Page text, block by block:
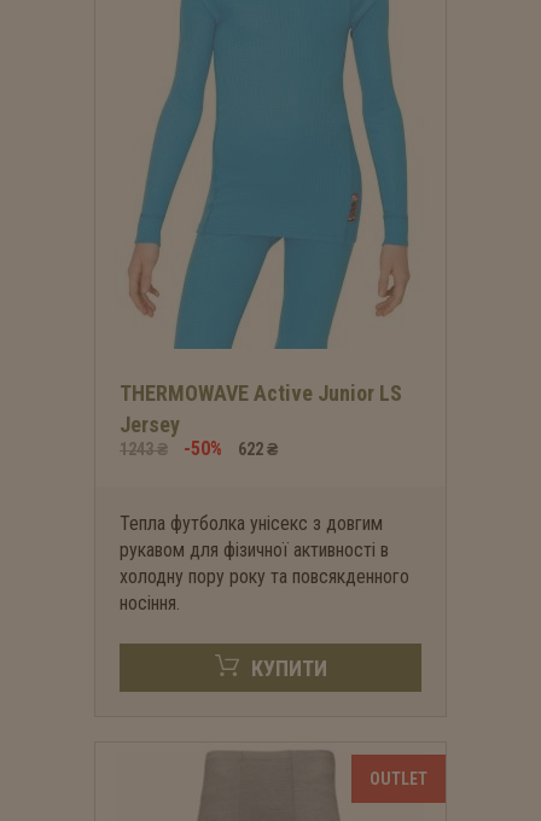
THERMOWAVE Active Junior LS
Jersey
1243 ₴ -50% 622 ₴
Тепла футболка унісекс з довгим
рукавом для фізичної активності в
холодну пору року та повсякденного
носіння.
КУПИТИ